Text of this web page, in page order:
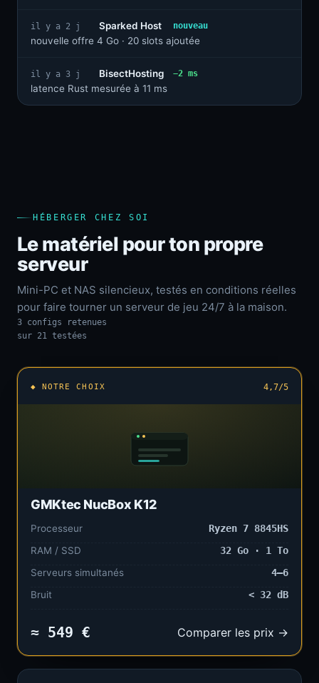
il y a 2 j
Sparked Host
nouvelle offre 4 Go · 20 slots ajoutée
nouveau
il y a 3 j
BisectHosting
latence Rust mesurée à 11 ms
−2 ms
HÉBERGER CHEZ SOI
Le matériel pour ton propre
serveur
Mini-PC et NAS silencieux, testés en conditions réelles
pour faire tourner un serveur de jeu 24/7 à la maison.
3 configs retenues
sur 21 testées
◆ NOTRE CHOIX 4,7/5
GMKtec NucBox K12
Processeur
Ryzen 7 8845HS
RAM / SSD
32 Go · 1 To
Serveurs simultanés
4–6
Bruit
< 32 dB
≈ 549 € Comparer les prix →